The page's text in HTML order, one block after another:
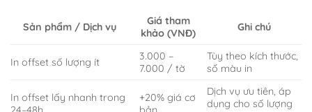
Sản phẩm / Dịch vụ
Giá tham
khảo (VNĐ)
Ghi chú
In offset số lượng ít
3.000 –
7.000 / tờ
Tùy theo kích thước,
số màu in
In offset lấy nhanh trong
+20% giá cơ
Dịch vụ ưu tiên, áp
dụng cho số lượng